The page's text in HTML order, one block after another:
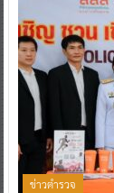
ข่าวตำรวจ